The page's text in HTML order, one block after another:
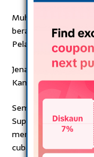
Muhammad
beradik bekerja di
Pelabuhan Kuala
Jenaz4hnya
Kampung Nelayan di
Sementara itu,
Superintendan
mendapati mangsa
cuba memotong